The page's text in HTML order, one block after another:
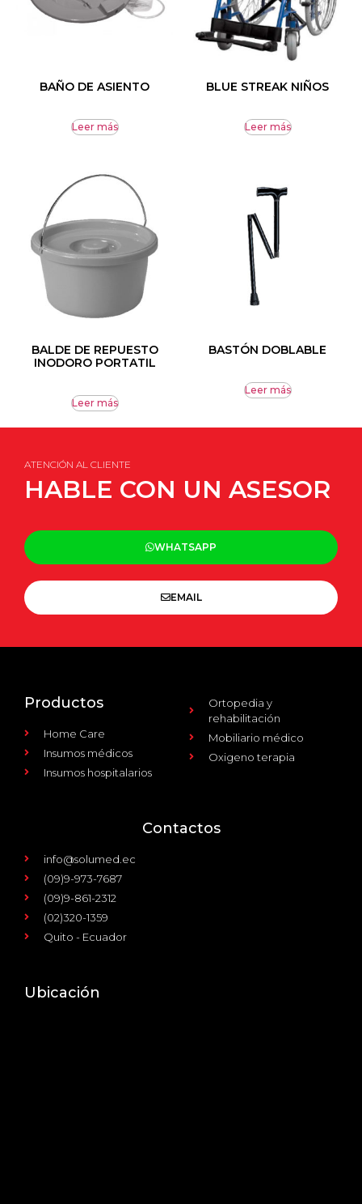
BAÑO DE ASIENTO
Leer más
BLUE STREAK NIÑOS
Leer más
BALDE DE REPUESTO
INODORO PORTATIL
Leer más
BASTÓN DOBLABLE
Leer más
ATENCIÓN AL CLIENTE
HABLE CON UN ASESOR
WHATSAPP
EMAIL
Productos
Home Care
Insumos médicos
Insumos hospitalarios
Ortopedia y
rehabilitación
Mobiliario médico
Oxigeno terapia
Contactos
info@solumed.ec
(09)9-973-7687
(09)9-861-2312
(02)320-1359
Quito - Ecuador
Ubicación